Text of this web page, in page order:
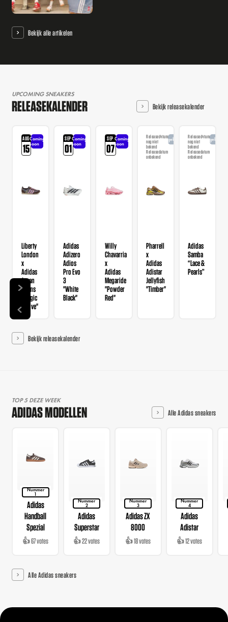
Bekijk alle artikelen
UPCOMING SNEAKERS
RELEASEKALENDER Bekijk releasekalender
AUG
15
Coming
soon
Liberty
London
x
Adidas
Japan
Wmns
"Magic
Mauve"
SEP
01
Coming
soon
Adidas
Adizero
Adios
Pro Evo
3
"White
Black"
SEP
07
Coming
soon
Willy
Chavarria
x
Adidas
Megaride
"Powder
Red"
Releasedatum
nog niet
bekend
Releasedatum
onbekend
Aangekondigd
Pharrell
x
Adidas
Adistar
Jellyfish
"Timber"
Releasedatum
nog niet
bekend
Releasedatum
onbekend
Adidas
Samba
“Lace &
Pearls”
Bekijk releasekalender
TOP 5 DEZE WEEK
ADIDAS MODELLEN Alle Adidas sneakers
Nummer
1
Adidas
Handball
Spezial
👍 67 votes
Nummer
2
Adidas
Superstar
👍 22 votes
Nummer
3
Adidas ZX
8000
👍 18 votes
Nummer
4
Adidas
Adistar
👍 12 votes
Alle Adidas sneakers